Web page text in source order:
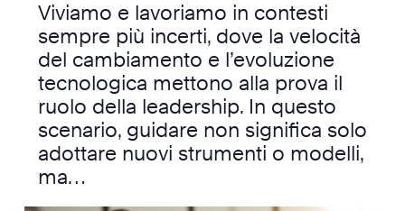
Viviamo e lavoriamo in contesti
sempre più incerti, dove la velocità
del cambiamento e l’evoluzione
tecnologica mettono alla prova il
ruolo della leadership. In questo
scenario, guidare non significa solo
adottare nuovi strumenti o modelli,
ma…